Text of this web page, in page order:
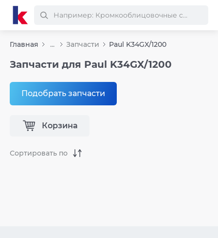
Главная ... Запчасти Paul K34GX/1200
Запчасти для Paul K34GX/1200
Подобрать запчасти
Корзина